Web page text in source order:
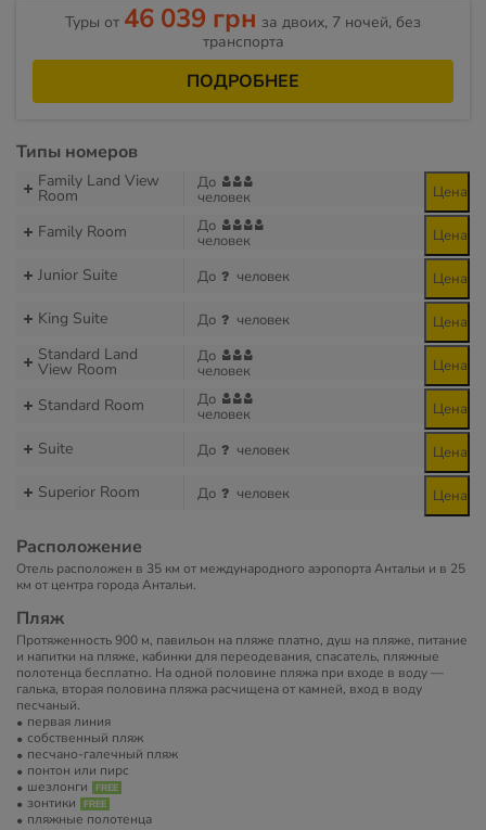
Туры от 46 039 грн за двоих, 7 ночей, без
транспорта
ПОДРОБНЕЕ
Типы номеров
Family Land View
Room
До
человек Цена
Family Room До
человек Цена
Junior Suite До человек Цена
King Suite До человек Цена
Standard Land
View Room
До
человек Цена
Standard Room До
человек Цена
Suite До человек Цена
Superior Room До человек Цена
Расположение
Отель расположен в 35 км от международного аэропорта Антальи и в 25
км от центра города Антальи.
Пляж
Протяженность 900 м, павильон на пляже платно, душ на пляже, питание
и напитки на пляже, кабинки для переодевания, спасатель, пляжные
полотенца бесплатно. На одной половине пляжа при входе в воду —
галька, вторая половина пляжа расчищена от камней, вход в воду
песчаный.
первая линия
собственный пляж
песчано-галечный пляж
понтон или пирс
шезлонги
зонтики
пляжные полотенца